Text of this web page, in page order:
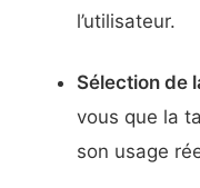
l’utilisateur.
Sélection de
vous que la
son usage